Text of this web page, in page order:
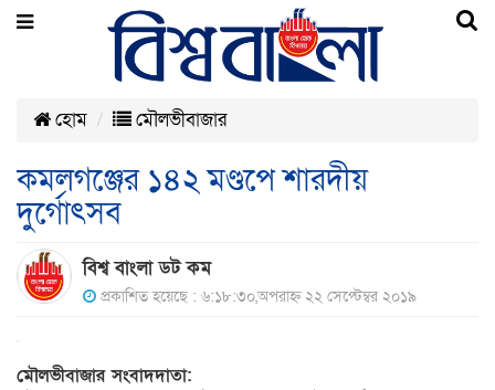
হোম মৌলভীবাজার
কমলগঞ্জের ১৪২ মণ্ডপে শারদীয়
দুর্গোৎসব
বিশ্ব বাংলা ডট কম
প্রকাশিত হয়েছে : ৬:১৮:৩০,অপরাহ্ন ২২ সেপ্টেম্বর ২০১৯
মৌলভীবাজার সংবাদদাতা: